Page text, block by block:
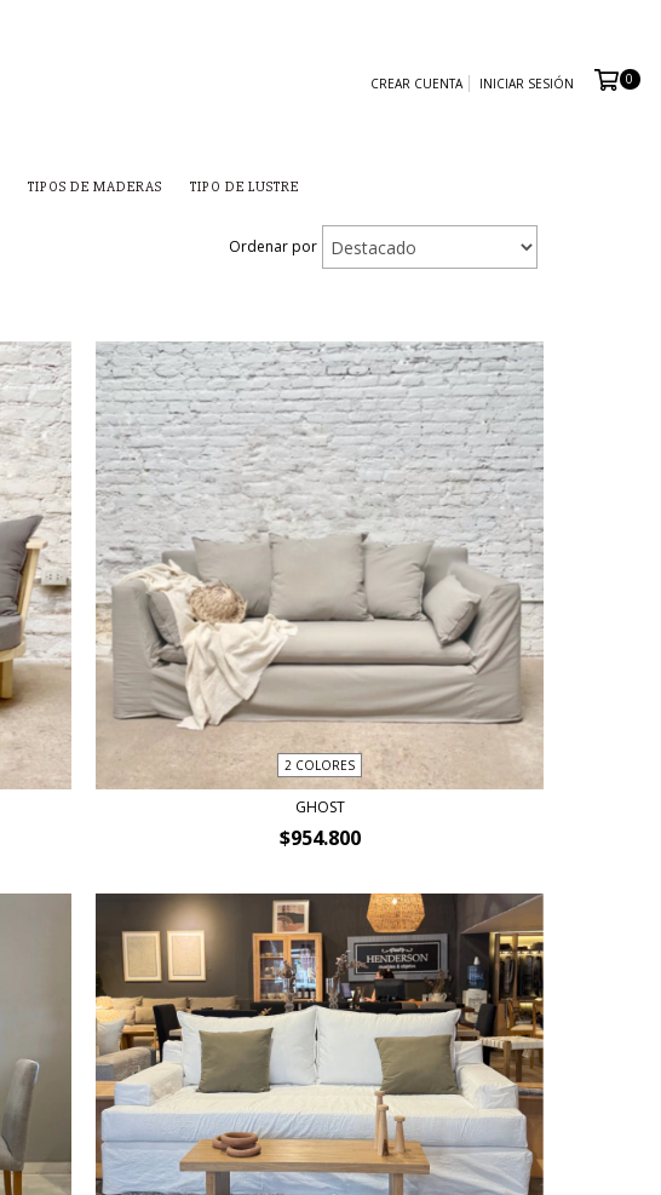
CREAR CUENTA INICIAR SESIÓN 0
TIPOS DE MADERAS TIPO DE LUSTRE
Ordenar por
2 COLORES
GHOST
$954.800